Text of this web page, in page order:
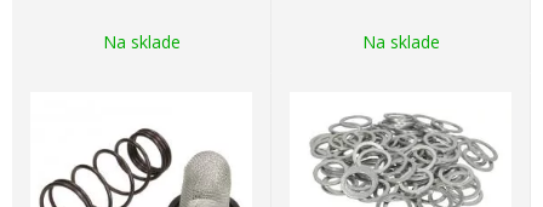
Na sklade Na sklade